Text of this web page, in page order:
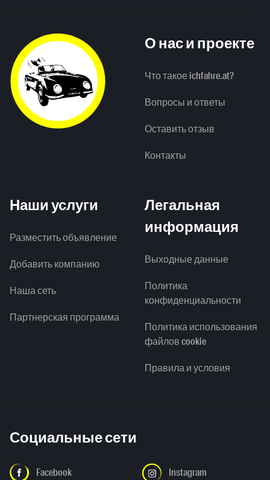
О нас и проекте
Что такое ichfahre.at?
Вопросы и ответы
Оставить отзыв
Контакты
Наши услуги
Разместить объявление
Добавить компанию
Наша сеть
Партнерская программа
Легальная
информация
Выходные данные
Политика
конфиденциальности
Политика использования
файлов cookie
Правила и условия
Социальные сети
Facebook Instagram